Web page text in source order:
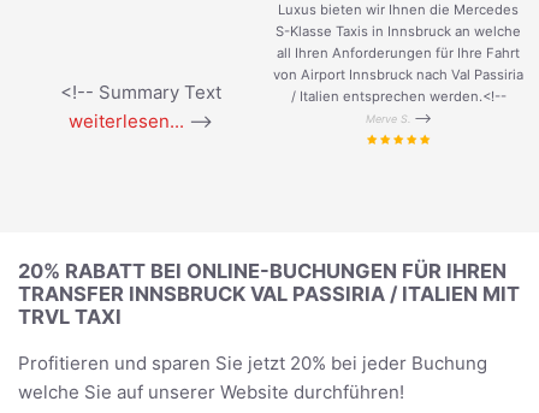
<!-- Summary Text
weiterlesen... -->
Luxus bieten wir Ihnen die Mercedes
S-Klasse Taxis in Innsbruck an welche
all Ihren Anforderungen für Ihre Fahrt
von Airport Innsbruck nach Val Passiria
/ Italien entsprechen werden.<!--
Merve S. -->
20% RABATT BEI ONLINE-BUCHUNGEN FÜR IHREN
TRANSFER INNSBRUCK VAL PASSIRIA / ITALIEN MIT
TRVL TAXI
Profitieren und sparen Sie jetzt 20% bei jeder Buchung
welche Sie auf unserer Website durchführen!